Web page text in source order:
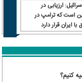
۱۴ اسرائیل: ارزیابی در
است که ترامپ در
ایران قرار دارد
کنیم؟